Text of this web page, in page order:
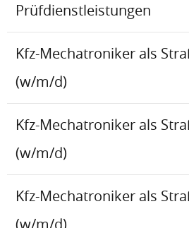
Prüfdienstleistungen
Kfz-Mechatroniker als
(w/m/d)
Kfz-Mechatroniker als
(w/m/d)
Kfz-Mechatroniker als
(w/m/d)